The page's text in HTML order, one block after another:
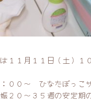
１１月１１日（土）
００～ ひなたぼっこ
２０～３５週の安定期